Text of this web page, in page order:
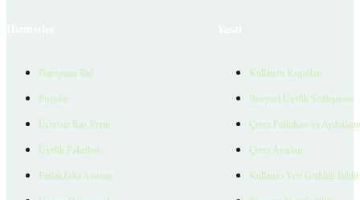
Danışman Bul
Projeler
Ücretsiz İlan Verin
Üyelik Paketleri
EmlakZeka Asistan
Kullanım Koşulları
Bireysel Üyelik Sözleşmesi
Çerez Politikası ve
Çerez Ayarları
Kullanıcı Veri Gizliliği